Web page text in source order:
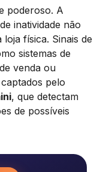
poderoso. A
inatividade não
física. Sinais de
sistemas de
venda ou
pelo
, que detectam
de possíveis